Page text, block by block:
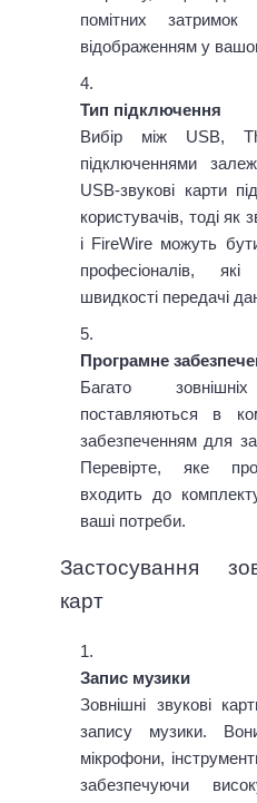
помітних
відображенням у
Тип підключення
Вибір між USB,
підключеннями
USB-звукові карти
користувачів, тоді як
і FireWire можуть
професіоналів,
швидкості передачі
Програмне
Багато
поставляються в
забезпеченням для
Перевірте, яке
входить до
ваші потреби.
Застосування
карт
Запис музики
Зовнішні звукові
запису музики.
мікрофони,
забезпечуючи